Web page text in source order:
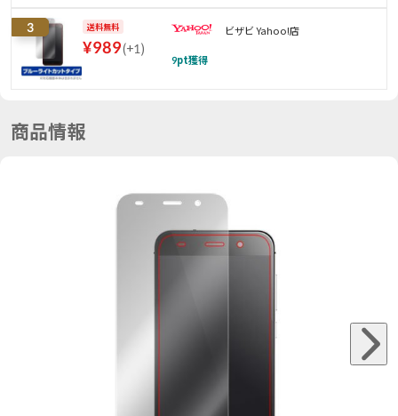
3 送料無料
¥989(+1)
ビザビ Yahoo!店
9pt獲得
商品情報